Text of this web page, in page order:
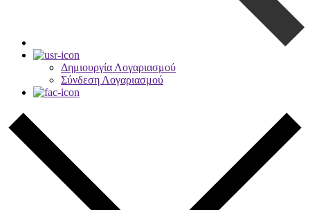
Δημιουργία Λογαριασμού
Σύνδεση Λογαριασμού